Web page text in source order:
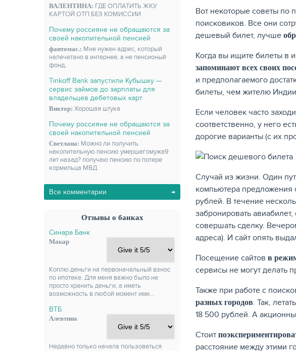
ВАЛЕНТИНА: ГДЕ ОПЛАТИТЬ ЖКУ
КАРТОЙ ОТП БЕЗ КОМИССИИ
Почему россияне не обращаются за
своей накопительной пенсией
фантомас.: Мне нужен адрес, который
напечатано в интернее, а не пенсионый
фонд,
Tinkoff Bank запустили Кубышку —
сервис займов до зарплаты для
владельцев дебетовых карт
Виктор: Хорошая штука
Почему россияне не обращаются за
своей накопительной пенсией
Светлана: Можно ли получить
накопительную пенсию умершегомужа9
лет назад? получаю пенсию по потере
кормильца МВД
Все комментарии
Отзывы о банках
Синара Банк
Макар
Коплю деньги на первоначальный взнос
по ипотеке. Для меня важно было не
просто хранить деньги, а иметь
возможность в любой момент ими…
ВТБ
Алевтина
Недавно только начала пользоваться
Вот некоторые советы по
поисковиков. Все они
дешевый билет, лучше
Когда вы ищите билеты в
запоминают всех своих
и предполагаемого
билеты, чем жителю
Если человек часто
соответственно, у него
дорогие варианты (с их
Случай из жизни. Один
компьютера предложения
рублей. В течение
забронировать
совершать сделку.
адреса). И сайт опять
Посещение сайтов в
сервисы не могут делать
Также при работе с
разных городов. Так,
18 500 рублей. А
Стоит
расстояние между этими